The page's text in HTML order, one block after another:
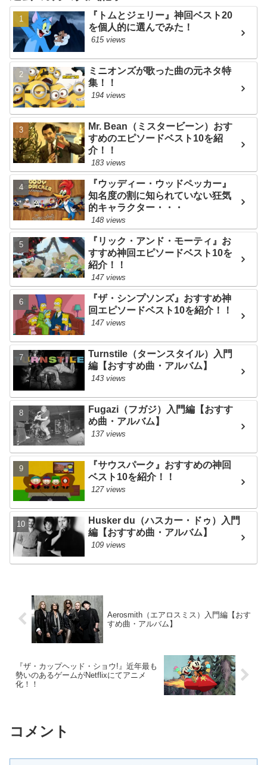
『トムとジェリー』神回ベスト20
を個人的に選んでみた！
615 views
ミニオンズが歌った曲の元ネタ特
集！！
194 views
Mr. Bean（ミスタービーン）おす
すめのエピソードベスト10を紹
介！！
183 views
『ウッディー・ウッドペッカー』
知名度の割に知られていない狂気
的キャラクター・・・
148 views
『リック・アンド・モーティ』お
すすめ神回エピソードベスト10を
紹介！！
147 views
『ザ・シンプソンズ』おすすめ神
回エピソードベスト10を紹介！！
147 views
Turnstile（ターンスタイル）入門
編【おすすめ曲・アルバム】
143 views
Fugazi（フガジ）入門編【おすす
め曲・アルバム】
137 views
『サウスパーク』おすすめの神回
ベスト10を紹介！！
127 views
Husker du（ハスカー・ドゥ）入門
編【おすすめ曲・アルバム】
109 views
Aerosmith（エアロスミス）入門編【おす
すめ曲・アルバム】
『ザ・カップヘッド・ショウ!』近年最も
勢いのあるゲームがNetflixにてアニメ
化！！
コメント